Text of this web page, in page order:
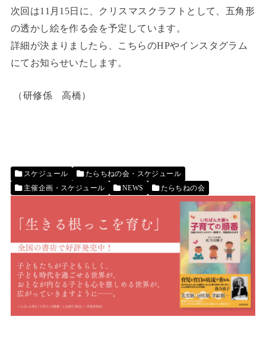
次回は11 月 15日に、クリスマスクラフトとして、五角形
の透かし絵を作る会を予定しています。
詳細が決まりましたら、こちらのHPやインスタグラム
にてお知らせいたします。
（研修係 高橋）
スケジュール
たらちねの会・スケジュール
主催企画・スケジュール
NEWS たらちねの会